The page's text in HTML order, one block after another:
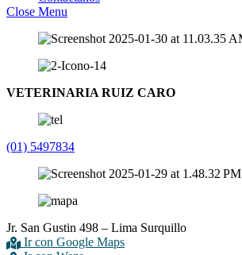
Close Menu
VETERINARIA RUIZ CARO
(01) 5497834
Jr. San Gustin 498 – Lima Surquillo
Ir con Google Maps